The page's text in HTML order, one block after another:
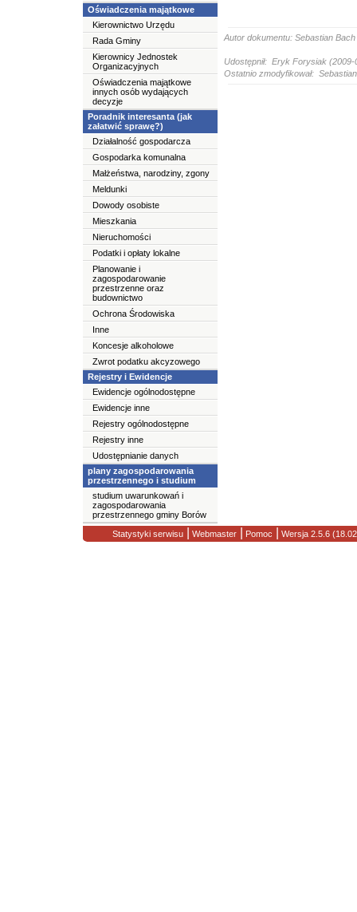
Oświadczenia majątkowe
Kierownictwo Urzędu
Rada Gminy
Kierownicy Jednostek
Organizacyjnych
Oświadczenia majątkowe
innych osób wydających
decyzje
Poradnik interesanta (jak
załatwić sprawę?)
Działalność gospodarcza
Gospodarka komunalna
Małżeństwa, narodziny, zgony
Meldunki
Dowody osobiste
Mieszkania
Nieruchomości
Podatki i opłaty lokalne
Planowanie i
zagospodarowanie
przestrzenne oraz
budownictwo
Ochrona Środowiska
Inne
Koncesje alkoholowe
Zwrot podatku akcyzowego
Rejestry i Ewidencje
Ewidencje ogólnodostępne
Ewidencje inne
Rejestry ogólnodostępne
Rejestry inne
Udostępnianie danych
plany zagospodarowania
przestrzennego i studium
studium uwarunkowań i
zagospodarowania
przestrzennego gminy Borów
Autor dokumentu: Sebastian Bach
Udostępnił: Eryk Forysiak (2009-
Ostatnio zmodyfikował:
Statystyki serwisu Webmaster Pomoc Wersja 2.5.6